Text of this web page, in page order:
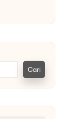
Cari